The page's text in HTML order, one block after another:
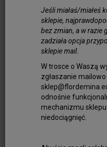
Jeśli miałaś/miałeś
sklepie,
bez zmian, a w razie
zadziała opcja
sklepie mail.
W trosce o Waszą
zgłaszanie
odnośnie
mechanizmu
niedociągnięć.
wybierają
oraz
wygląd i
chętnie
Oryginalny
świetlnej
odcieniach